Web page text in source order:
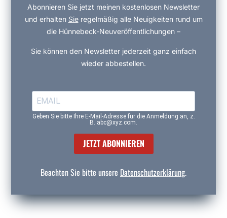
Abonnieren Sie jetzt meinen kostenlosen Newsletter
und erhalten Sieregelmäßig alle Neuigkeiten rund um
die Hünnebeck-Neuveröffentlichungen –
Sie können den Newsletter jederzeit ganz einfach
wieder abbestellen.
Geben Sie bitte Ihre E-Mail-Adresse für die Anmeldung an, z.
B. abc@xyz.com.
JETZT ABONNIEREN
Beachten Sie bitte unsere Datenschutzerklärung.